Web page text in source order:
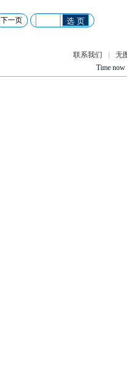
下一页 选 页
联系我们
无
Time now